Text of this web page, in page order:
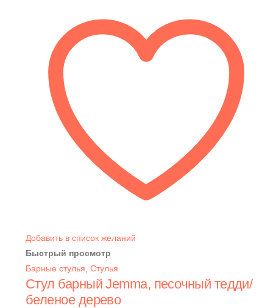
Добавить в список желаний
Быстрый просмотр
Барные стулья Стулья
Стул барный Jemma, песочный тедди/
беленое дерево